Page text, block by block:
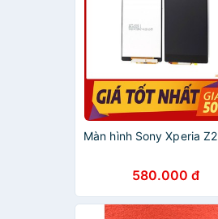
Màn hình Sony Xperia Z2
580.000 đ